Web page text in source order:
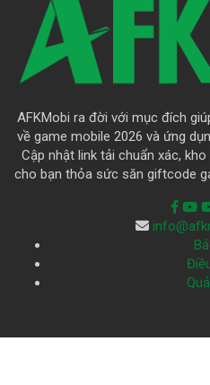
AFKMobi ra đời với mục đích
về game mobile 2026 và ứng
Cập nhật link tải chuẩn xác,
cho bạn thỏa sức săn giftcode